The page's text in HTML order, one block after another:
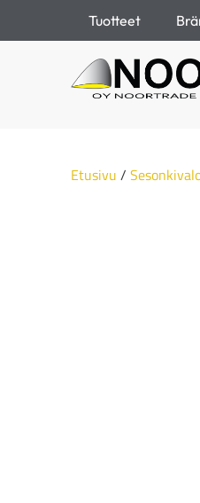
Tuotteet
Etusivu /